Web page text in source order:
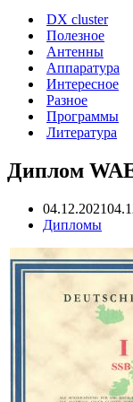
DX cluster
Полезное
Антенны
Аппаратура
Интересное
Разное
Программы
Литература
Диплом
04.12.2021
Дипломы